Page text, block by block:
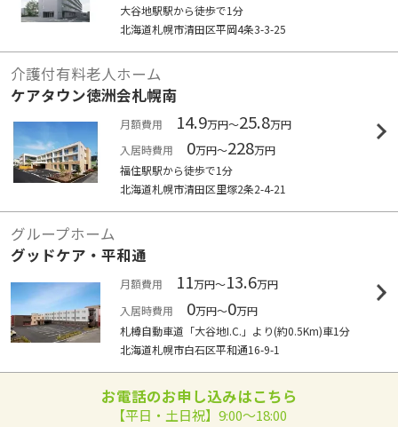
大谷地駅駅から徒歩で1分
北海道札幌市清田区平岡4条3-3-25
介護付有料老人ホーム
ケアタウン徳洲会札幌南
月額費用 14.9万円～25.8万円
入居時費用
0万円～228万円
福住駅駅から徒歩で1分
北海道札幌市清田区里塚2条2-4-21
グループホーム
グッドケア・平和通
月額費用 11万円～13.6万円
入居時費用
0万円～0万円
札樽自動車道「大谷地I.C.」より(約0.5Km)車1分
北海道札幌市白石区平和通16-9-1
お電話のお申し込みはこちら
【平日・土日祝】9:00～18:00